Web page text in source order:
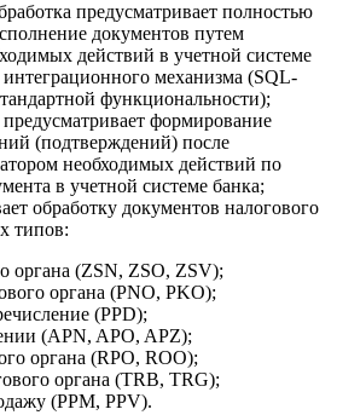
предусматривает полностью
документов путем
действий в учетной системе
механизма (SQL-
функциональности);
предусматривает формирование
(подтверждений) после
необходимых действий по
в учетной системе банка;
обработку документов налогового
типов:
органа (ZSN, ZSO, ZSV);
органа (PNO, PKO);
(PPD);
(APN, APO, APZ);
органа (RPO, ROO);
органа (TRB, TRG);
(PPM, PPV).